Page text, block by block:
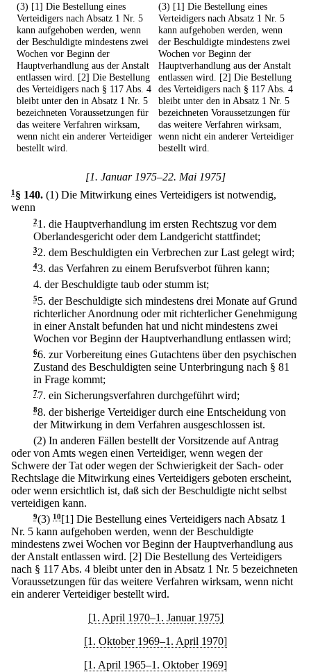
(3) [1] Die Bestellung eines
Verteidigers nach Absatz 1 Nr. 5
kann aufgehoben werden, wenn
der Beschuldigte mindestens zwei
Wochen vor Beginn der
Hauptverhandlung aus der Anstalt
entlassen wird. [2] Die Bestellung
des Verteidigers nach § 117 Abs. 4
bleibt unter den in Absatz 1 Nr. 5
bezeichneten Voraussetzungen für
das weitere Verfahren wirksam,
wenn nicht ein anderer Verteidiger
bestellt wird.
(3) [1] Die Bestellung eines
Verteidigers nach Absatz 1 Nr. 5
kann aufgehoben werden, wenn
der Beschuldigte mindestens zwei
Wochen vor Beginn der
Hauptverhandlung aus der Anstalt
entlassen wird. [2] Die Bestellung
des Verteidigers nach § 117 Abs. 4
bleibt unter den in Absatz 1 Nr. 5
bezeichneten Voraussetzungen für
das weitere Verfahren wirksam,
wenn nicht ein anderer Verteidiger
bestellt wird.
[1. Januar 1975–22. Mai 1975]
1§ 140. (1) Die Mitwirkung eines Verteidigers ist notwendig,
wenn
21. die Hauptverhandlung im ersten Rechtszug vor dem
Oberlandesgericht oder dem Landgericht stattfindet;
32. dem Beschuldigten ein Verbrechen zur Last gelegt wird;
43. das Verfahren zu einem Berufsverbot führen kann;
4. der Beschuldigte taub oder stumm ist;
55. der Beschuldigte sich mindestens drei Monate auf Grund
richterlicher Anordnung oder mit richterlicher Genehmigung
in einer Anstalt befunden hat und nicht mindestens zwei
Wochen vor Beginn der Hauptverhandlung entlassen wird;
66. zur Vorbereitung eines Gutachtens über den psychischen
Zustand des Beschuldigten seine Unterbringung nach § 81
in Frage kommt;
77. ein Sicherungsverfahren durchgeführt wird;
88. der bisherige Verteidiger durch eine Entscheidung von
der Mitwirkung in dem Verfahren ausgeschlossen ist.
(2) In anderen Fällen bestellt der Vorsitzende auf Antrag
oder von Amts wegen einen Verteidiger, wenn wegen der
Schwere der Tat oder wegen der Schwierigkeit der Sach- oder
Rechtslage die Mitwirkung eines Verteidigers geboten erscheint,
oder wenn ersichtlich ist, daß sich der Beschuldigte nicht selbst
verteidigen kann.
9(3) 10[1] Die Bestellung eines Verteidigers nach Absatz 1
Nr. 5 kann aufgehoben werden, wenn der Beschuldigte
mindestens zwei Wochen vor Beginn der Hauptverhandlung aus
der Anstalt entlassen wird. [2] Die Bestellung des Verteidigers
nach § 117 Abs. 4 bleibt unter den in Absatz 1 Nr. 5 bezeichneten
Voraussetzungen für das weitere Verfahren wirksam, wenn nicht
ein anderer Verteidiger bestellt wird.
[1. April 1970–1. Januar 1975]
[1. Oktober 1969–1. April 1970]
[1. April 1965–1. Oktober 1969]